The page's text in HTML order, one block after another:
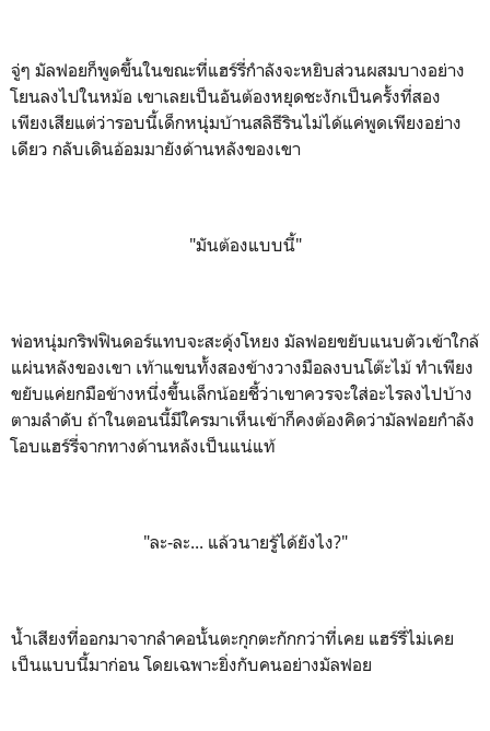
จู่ๆ มัลฟอยก็พูดขึ้นในขณะที่แฮร์รี่กำลังจะหยิบส่วนผสมบางอย่าง
โยนลงไปในหม้อ เขาเลยเป็นอันต้องหยุดชะงักเป็นครั้งที่สอง
เพียงเสียแต่ว่ารอบนี้เด็กหนุ่มบ้านสลิธีรินไม่ได้แค่พูดเพียงอย่าง
เดียว กลับเดินอ้อมมายังด้านหลังของเขา
"มันต้องแบบนี้"
พ่อหนุ่มกริฟฟินดอร์แทบจะสะดุ้งโหยง มัลฟอยขยับแนบตัวเข้าใกล้
แผ่นหลังของเขา เท้าแขนทั้งสองข้างวางมือลงบนโต๊ะไม้ ทำเพียง
ขยับแค่ยกมือข้างหนึ่งขึ้นเล็กน้อยชี้ว่าเขาควรจะใส่อะไรลงไปบ้าง
ตามลำดับ ถ้าในตอนนี้มีใครมาเห็นเข้าก็คงต้องคิดว่ามัลฟอยกำลัง
โอบแฮร์รี่จากทางด้านหลังเป็นแน่แท้
"ละ-ละ... แล้วนายรู้ได้ยังไง?"
น้ำเสียงที่ออกมาจากลำคอนั้นตะกุกตะกักกว่าที่เคย แฮร์รี่ไม่เคย
เป็นแบบนี้มาก่อน โดยเฉพาะยิ่งกับคนอย่างมัลฟอย